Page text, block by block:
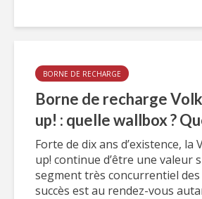
BORNE DE RECHARGE
Borne de recharge
up! : quelle wallbox ?
Forte de dix ans d’existence, la
up! continue d’être une valeur
segment très concurrentiel des
succès est au rendez-vous